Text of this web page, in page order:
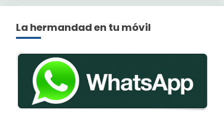
La hermandad en tu móvil